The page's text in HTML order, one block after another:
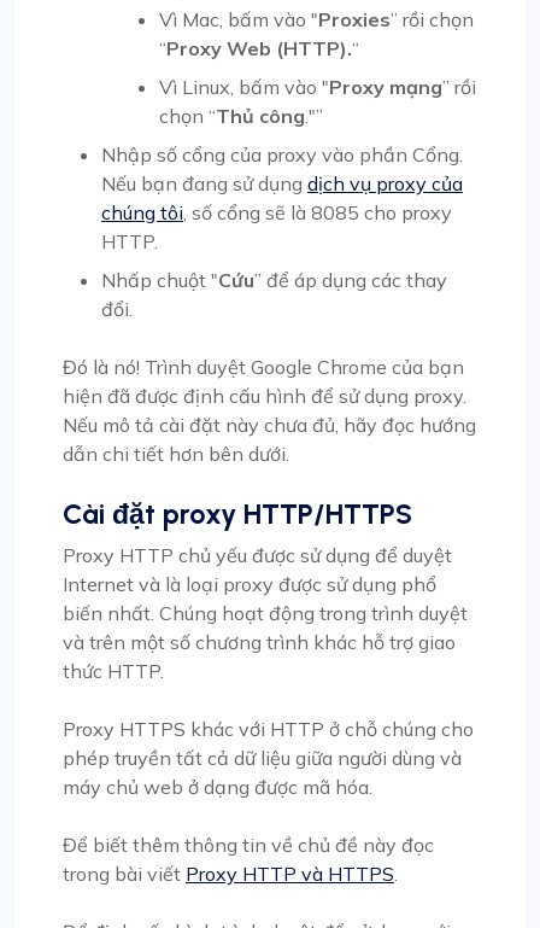
Vì Mac , bấm vào "Proxies” rồi chọn
“Proxy Web (HTTP).“
Vì Linux , bấm vào "Proxy mạng” rồi
chọn “Thủ công ."”
Nhập số cổng của proxy vào phần Cổng.
Nếu bạn đang sử dụng dịch vụ proxy của
chúng tôi , số cổng sẽ là 8085 cho proxy
HTTP.
Nhấp chuột "Cứu” để áp dụng các thay
đổi.
Đó là nó! Trình duyệt Google Chrome của bạn
hiện đã được định cấu hình để sử dụng proxy.
Nếu mô tả cài đặt này chưa đủ, hãy đọc hướng
dẫn chi tiết hơn bên dưới.
Cài đặt proxy HTTP/HTTPS
Proxy HTTP chủ yếu được sử dụng để duyệt
Internet và là loại proxy được sử dụng phổ
biến nhất. Chúng hoạt động trong trình duyệt
và trên một số chương trình khác hỗ trợ giao
thức HTTP.
Proxy HTTPS khác với HTTP ở chỗ chúng cho
phép truyền tất cả dữ liệu giữa người dùng và
máy chủ web ở dạng được mã hóa.
Để biết thêm thông tin về chủ đề này đọc
trong bài viết Proxy HTTP và HTTPS